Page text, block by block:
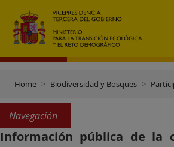
Home Biodiversidad y Bosques
Navegación
Información pública de la